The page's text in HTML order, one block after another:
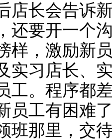
店长会告诉
还要开一个
样，激励新
实习店长、
工。程序都
员工有困难
班那里，交